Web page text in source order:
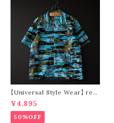
【Universal Style Wear】 res
ort shirt (blue type)
¥4,895
50%OFF